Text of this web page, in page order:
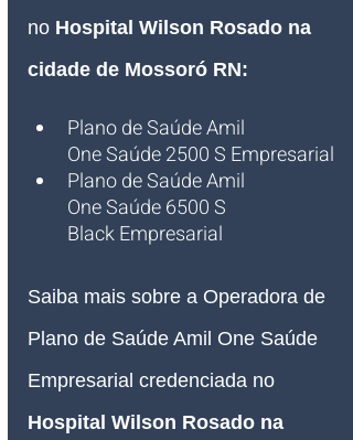
no Hospital Wilson Rosado na
cidade de Mossoró RN:
Plano de Saúde Amil
One Saúde 2500 S Empresarial
Plano de Saúde Amil
One Saúde 6500 S
Black Empresarial
Saiba mais sobre a Operadora de
Plano de Saúde Amil One Saúde
Empresarial credenciada no
Hospital Wilson Rosado na